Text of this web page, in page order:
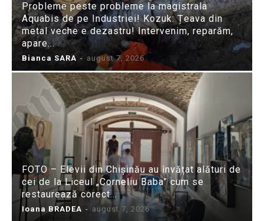
Probleme peste probleme la magistrala
Aquabis de pe Industriei! Kozuk: Țeava din
metal veche e dezastru! Intervenim, reparăm,
apare...
Bianca SARA - august 7, 2026
FOTO – Elevii din Chișinău au învățat alături de
cei de la Liceul „Corneliu Baba” cum se
restaurează corect...
Ioana BRADEA - august 7, 2026